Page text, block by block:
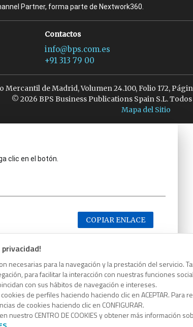
necesarias para la navegación y la prestación del servicio.
para facilitar la interacción con nuestras funciones
con sus hábitos de navegación e intereses.
de perfiles haciendo haciendo clic en ACEPTAR. Para
de cookies haciendo clic en CONFIGURAR.
CENTRO DE COOKIES y obtener más información
Partner, forma parte de Nextwork360.
Contactos
info@bps.com.es
+91 313 79 00
Mercantil de Madrid, Volumen 24.100, Folio 172,
© 2026 BPS Business Publications Spain S.L.
Mapa del Sitio
clic en el botón.
COPIAR ENLACE
clic en el botón.